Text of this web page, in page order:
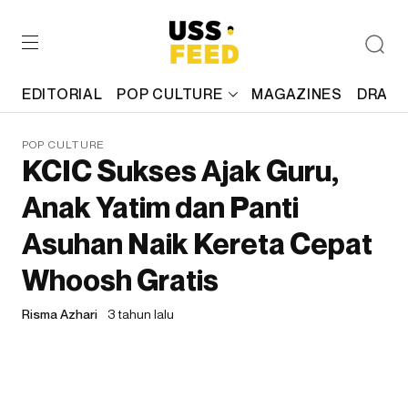
EDITORIAL POP CULTURE MAGAZINES
POP CULTURE
KCIC Sukses Ajak Guru,
Anak Yatim dan Panti
Asuhan Naik Kereta Cepat
Whoosh Gratis
Risma Azhari 3 tahun lalu